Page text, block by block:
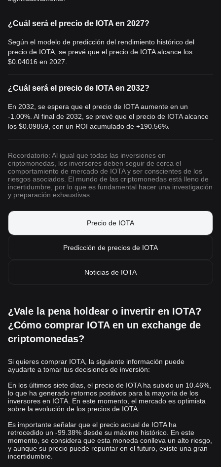
En contra de lo que se puede pensar la innovación clave de
fundación son que el mecanismo cada vez es más rápido y
eficiente con respecto al resto de cadenas de bloques en uso.
A su vez, la fundación IOTA, la fundación sin ánimo de lucro
además firmando acuerdos con empresas destacadas, como
entre los dispositivos conectados.
El análisis técnico muestra una pendiente alcista sana, que, al
contrario del resto de criptomonedas, no ha acusado fluctuación
mantendrá más a largo plazo mostrando que la noticia no está
descontada totalmente y que sigue siendo interesante para los
inversores.
Por último, la Fundación IOTA continúa llevando a cabo un
europeas sobre el estado de las condiciones regulatorias y cómo
pueden salvar la brecha entre tecnología y regulación sin ahogar
la innovación, postulándose como medio para realizar las
transacciones de toda índole de forma que el activo tiene
previsto consolidarse dentro de las más capitalizadas. La
futuro se centra en gestión energética y medioambiental el
Nuevas campañas
Shark Fin: Capital protegido, trade de alto rendimiento
Trading con margen en spot: Hasta 80% desc.
Buenas Lecturas de artículos
Términos y reglas del Centro de recompensas
Las 5 principales altcoins a tener en cuenta en 2023
Copy Trading en Spot en Bitget
Guía para principiantes de Bitget
Inversión automática de Bitget: Guía para principiantes
¡Copia a los traders de elite y comienza a ganar!
¿Cuál será el precio de IOTA en 2027?
Según el modelo de predicción del rendimiento histórico del
precio de IOTA, se prevé que el precio de IOTA alcance los
$0.04016 en 2027.
¿Cuál será el precio de IOTA en 2032?
En 2032, se espera que el precio de IOTA aumente en un
-1.00%. Al final de 2032, se prevé que el precio de IOTA alcance
los $0.09859 , con un ROI acumulado de +190.56%.
Recordatorio: Al igual que todas las inversiones en
criptomonedas, los inversores deben seguir de cerca el
comportamiento de mercado de IOTA y ser conscientes de los
riesgos asociados. El mundo de las criptomonedas está lleno de
incertidumbre, por lo que es fundamental hacer una investigación
y preparación exhaustivas.
Precio de IOTA
Predicción de precios de IOTA
Noticias de IOTA
¿Vale la pena holdear o invertir en IOTA?
¿Cómo comprar IOTA en un exchange de
criptomonedas?
Si quieres comprar IOTA, la siguiente información puede
ayudarte a tomar tus decisiones de inversión:
En los últimos siete días, el precio de IOTA ha subido un 10.46%,
lo que ha generado retornos positivos para la mayoría de los
inversores en IOTA. En este momento, el mercado es optimista
sobre la evolución de los precios de IOTA.
Es importante señalar que el precio actual de IOTA ha
retrocedido un -99.38% desde su máximo histórico. En este
momento, se considera que esta moneda conlleva un alto riesgo,
y aunque su precio puede repuntar en el futuro, existe una gran
incertidumbre.